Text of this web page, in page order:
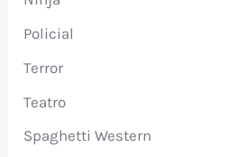
Policial
Terror
Teatro
Spaghetti Western